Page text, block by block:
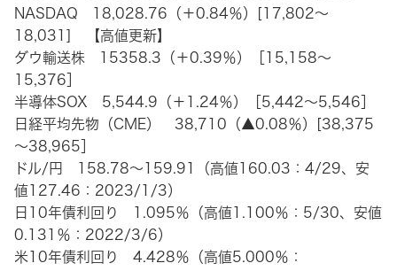
NASDAQ 18,028.76（＋0.84％）[17,802～
18,031] 【高値更新】
ダウ輸送株 15358.3（＋0.39％）［15,158～
15,376］
半導体SOX 5,544.9（＋1.24％）［5,442～5,546］
日経平均先物（CME） 38,710（▲0.08％）[38,375
～38,965］
ドル/円 158.78～159.91（高値160.03：4/29、安
値127.46：2023/1/3）
日10年債利回り 1.095％（高値1.100％：5/30、安値
0.131％：2022/3/6）
米10年債利回り 4.428％（高値5.000％：